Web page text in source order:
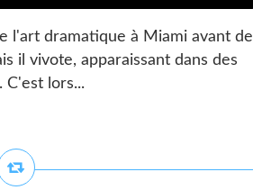
l'art dramatique à Miami avant de
il vivote, apparaissant dans des
C'est lors...